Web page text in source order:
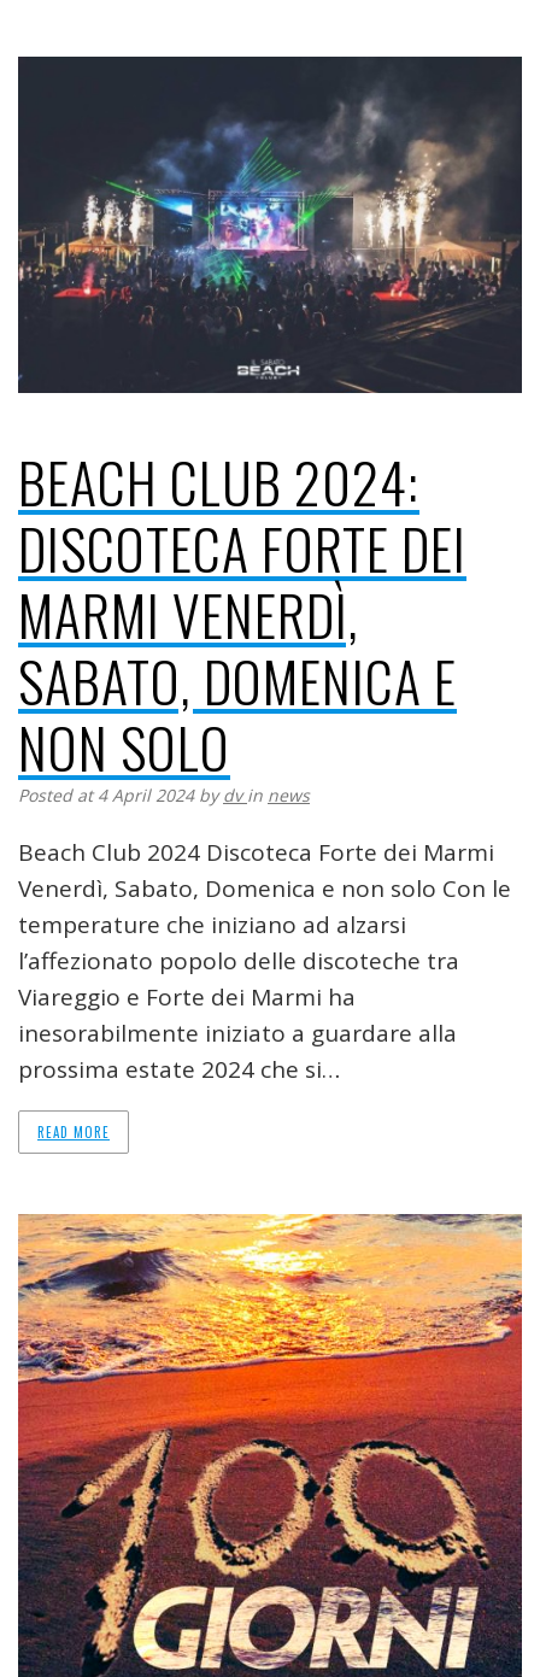
BEACH CLUB 2024:
DISCOTECA FORTE DEI
MARMI VENERDÌ,
SABATO, DOMENICA E
NON SOLO
Posted at 4 April 2024 bydvin news
Beach Club 2024 Discoteca Forte dei Marmi
Venerdì, Sabato, Domenica e non solo Con le
temperature che iniziano ad alzarsi
l’affezionato popolo delle discoteche tra
Viareggio e Forte dei Marmi ha
inesorabilmente iniziato a guardare alla
prossima estate 2024 che si…
READ MORE